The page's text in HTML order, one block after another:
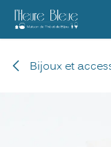
Se rendre au contenu
Bijoux et